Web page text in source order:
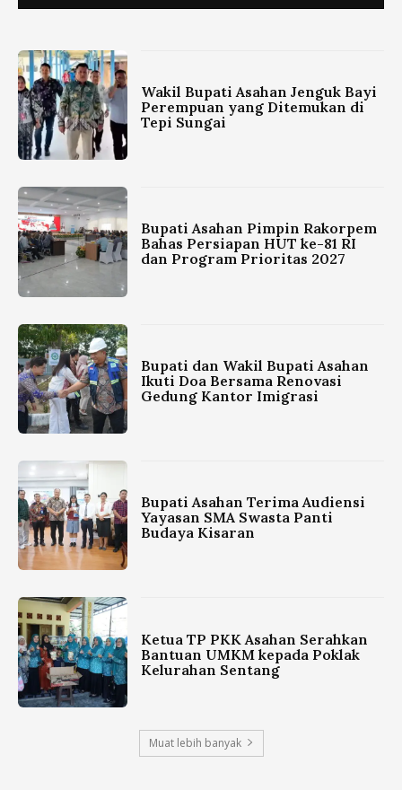
Wakil Bupati Asahan Jenguk Bayi
Perempuan yang Ditemukan di
Tepi Sungai
Bupati Asahan Pimpin Rakorpem
Bahas Persiapan HUT ke-81 RI
dan Program Prioritas 2027
Bupati dan Wakil Bupati Asahan
Ikuti Doa Bersama Renovasi
Gedung Kantor Imigrasi
Bupati Asahan Terima Audiensi
Yayasan SMA Swasta Panti
Budaya Kisaran
Ketua TP PKK Asahan Serahkan
Bantuan UMKM kepada Poklak
Kelurahan Sentang
Muat lebih banyak